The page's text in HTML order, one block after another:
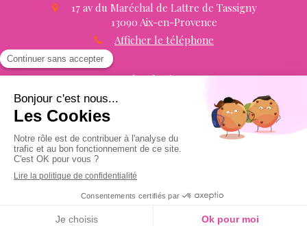
17 av du Maréchal de Lattre de Tassigny
13090 Aix-en-Provence
Afficher le téléphone
Plan du site
Politiques de confidentialité et charte cookie
©2024 Cabinet d'orthodontie la maison grise en titre -
Chirurgie dentaire
Création par